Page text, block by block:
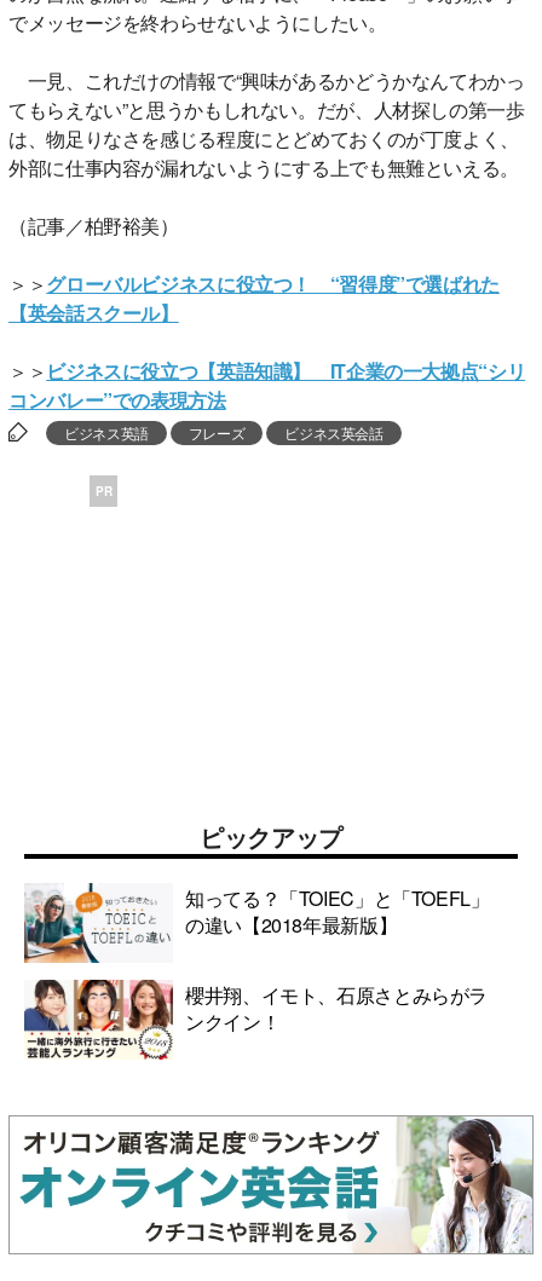
でメッセージを終わらせないようにしたい。
一見、これだけの情報で“興味があるかどうかなんてわかっ
てもらえない”と思うかもしれない。だが、人材探しの第一歩
は、物足りなさを感じる程度にとどめておくのが丁度よく、
外部に仕事内容が漏れないようにする上でも無難といえる。
（記事／柏野裕美）
＞＞グローバルビジネスに役立つ！ “習得度”で選ばれた
【英会話スクール】
＞＞ ビジネスに役立つ【英語知識】 IT企業の一大拠点“シリ
コンバレー”での表現方法
ビジネス英語 フレーズ ビジネス英会話
PR
ピックアップ
知ってる？「TOIEC」と「TOEFL」
の違い【2018年最新版】
櫻井翔、イモト、石原さとみらがラ
ンクイン！